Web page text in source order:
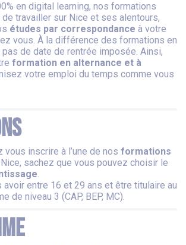
en digital learning, nos formations
travailler sur Nice et ses alentours,
études par correspondance à votre
vous. À la différence des formations en
pas de date de rentrée imposée. Ainsi,
formation en alternance et à
votre emploi du temps comme vous
inscrire à l’une de nos formations
sachez que vous pouvez choisir le
.
entre 16 et 29 ans et être titulaire au
de niveau 3 (CAP, BEP, MC).